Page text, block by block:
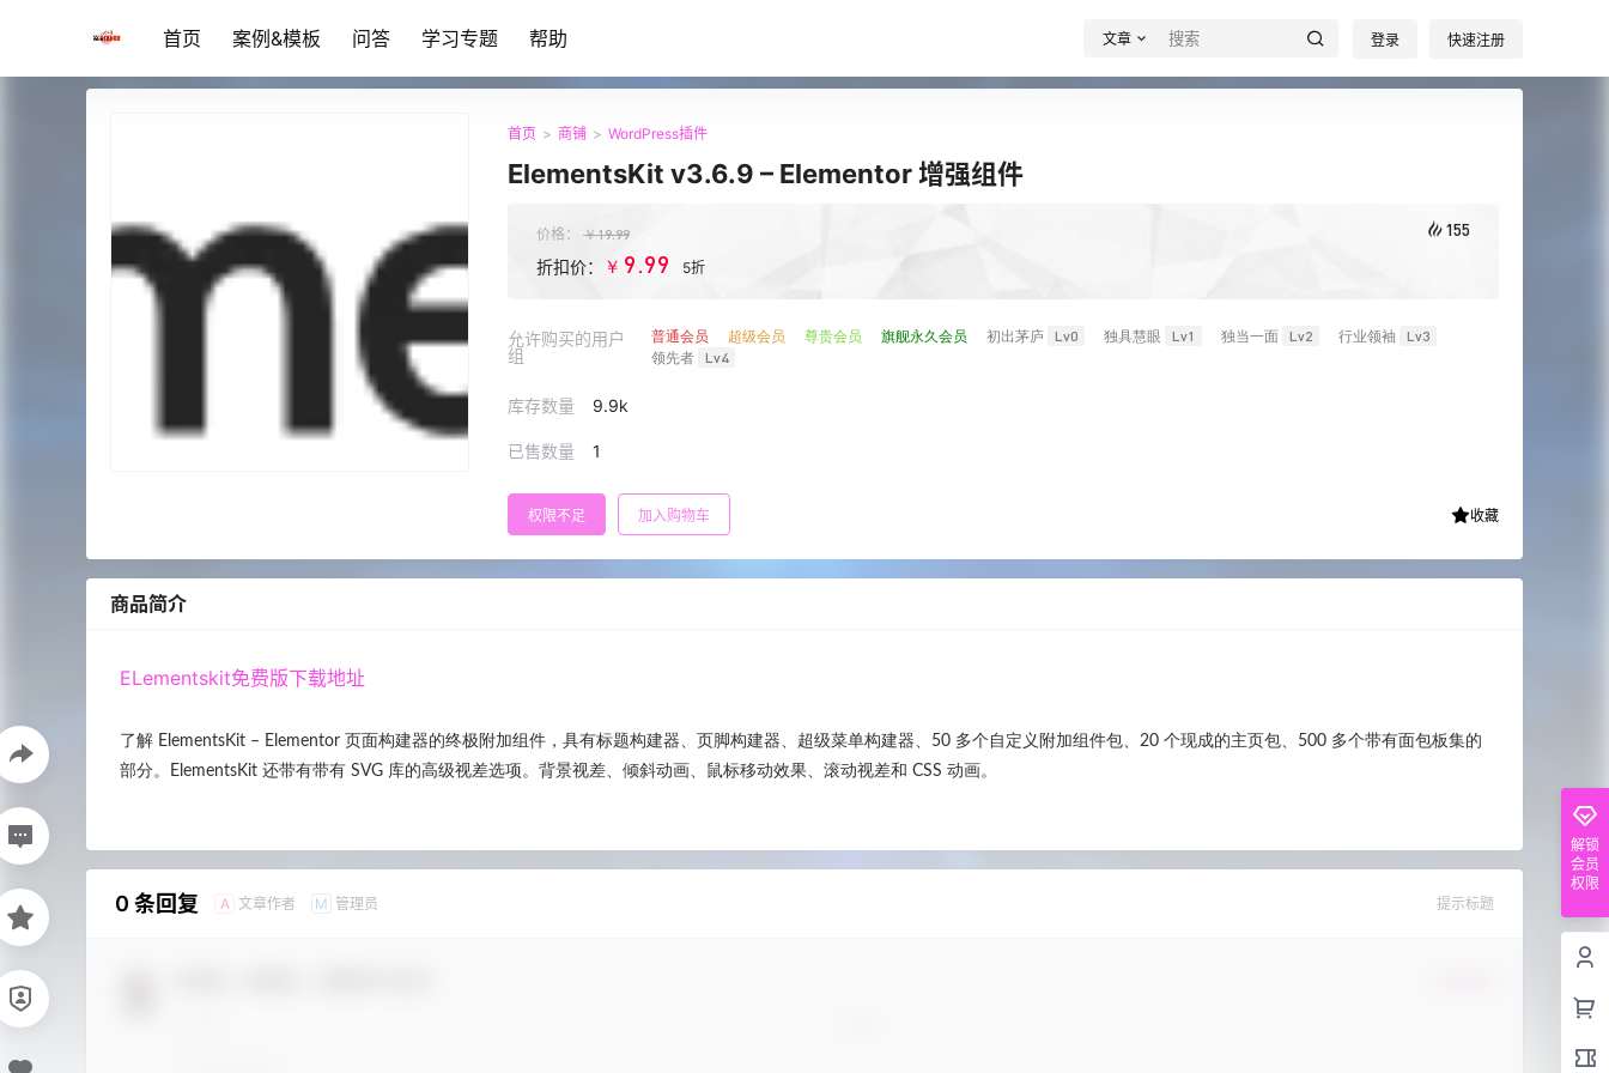
首页 案例&模板 问答 学习专题 帮助 文章 登录 快速注册
首页 > 商铺 > WordPress插件
ElementsKit v3.6.9 – Elementor 增强组件
价格： ￥19.99
折扣价： ￥ 9.99 5折
155
允许购买的用户
组
普通会员 超级会员 尊贵会员 旗舰永久会员 初出茅庐 Lv0 独具慧眼 Lv1 独当一面 Lv2 行业领袖
Lv3
领先者
Lv4
库存数量 9.9k
已售数量 1
权限不足 加入购物车 收藏
商品简介
ELementskit免费版下载地址
了解 ElementsKit – Elementor 页面构建器的终极附加组件，具有标题构建器、页脚构建器、超级菜单构建器、50 多个自定义附加组件包、20 个现成的主页包、500 多个带有面包板集的
部分。ElementsKit 还带有带有 SVG 库的高级视差选项。背景视差、倾斜动画、鼠标移动效果、滚动视差和 CSS 动画。
0 条回复 A 文章作者 M 管理员 提示标题
解锁
会员
权限